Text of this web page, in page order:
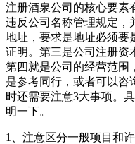
注册酒泉公司的核心要素
违反公司名称管理规定，
地址，要求是地址必须要
证明。第三是公司注册资
第四就是公司的经营范围
是参考同行，或者可以咨
时还需要注意3大事项。
明一下。
1、注意区分一般项目和